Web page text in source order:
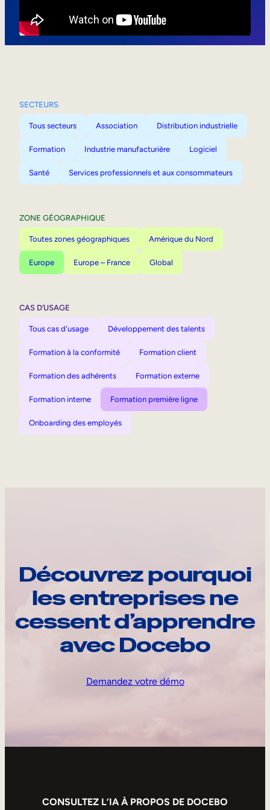
SECTEURS
Tous secteurs Association Distribution industrielle
Formation Industrie manufacturière Logiciel
Santé Services professionnels et aux consommateurs
ZONE GÉOGRAPHIQUE
Toutes zones géographiques Amérique du Nord
Europe Europe – France Global
CAS D’USAGE
Tous cas d'usage Développement des talents
Formation à la conformité Formation client
Formation des adhérents Formation externe
Formation interne Formation première ligne
Onboarding des employés
Découvrez pourquoi
les entreprises ne
cessent d’apprendre
avec Docebo
Demandez votre démo
CONSULTEZ L’IA À PROPOS DE DOCEBO